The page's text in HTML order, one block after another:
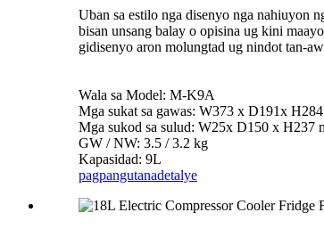
Uban sa estilo nga disenyo nga nahiuyon
bisan unsang balay o opisina ug kini
gidisenyo aron molungtad ug nindot tan-
Wala sa Model: M-K9A
Mga sukat sa gawas: W373 x D191x
Mga sukod sa sulud: W25x D150 x H237
GW / NW: 3.5 / 3.2 kg
Kapasidad: 9L
pagpangutanadetalye